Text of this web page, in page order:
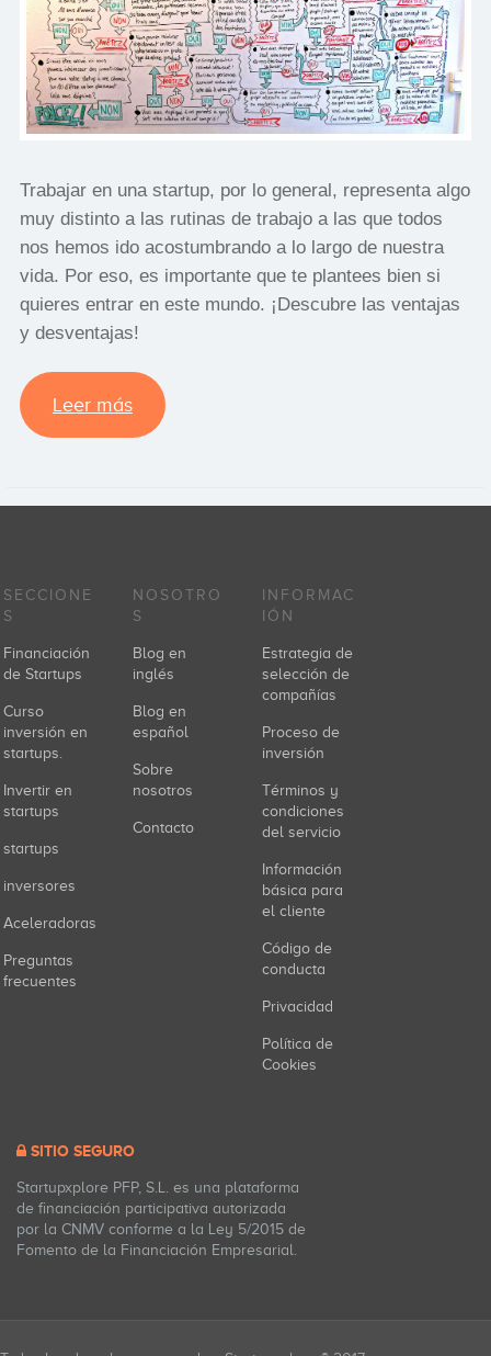
Trabajar en una startup, por lo general, representa algo
muy distinto a las rutinas de trabajo a las que todos
nos hemos ido acostumbrando a lo largo de nuestra
vida. Por eso, es importante que te plantees bien si
quieres entrar en este mundo. ¡Descubre las ventajas
y desventajas!
Leer más
SECCIONE
S
Financiación
de Startups
Curso
inversión en
startups.
Invertir en
startups
startups
inversores
Aceleradoras
Preguntas
frecuentes
NOSOTRO
S
Blog en
inglés
Blog en
español
Sobre
nosotros
Contacto
INFORMAC
IÓN
Estrategia de
selección de
compañías
Proceso de
inversión
Términos y
condiciones
del servicio
Información
básica para
el cliente
Código de
conducta
Privacidad
Política de
Cookies
SITIO SEGURO
Startupxplore PFP, S.L. es una plataforma
de financiación participativa autorizada
por la CNMV conforme a la Ley 5/2015 de
Fomento de la Financiación Empresarial.